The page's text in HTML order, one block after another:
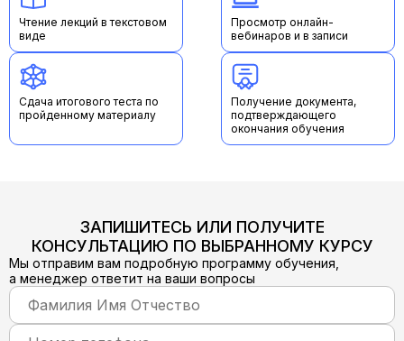
Чтение лекций в текстовом
виде
Просмотр онлайн-
вебинаров и в записи
Сдача итогового теста по
пройденному материалу
Получение документа,
подтверждающего
окончания обучения
ЗАПИШИТЕСЬ ИЛИ ПОЛУЧИТЕ
КОНСУЛЬТАЦИЮ ПО ВЫБРАННОМУ КУРСУ
Мы отправим вам подробную программу обучения,
а менеджер ответит на ваши вопросы